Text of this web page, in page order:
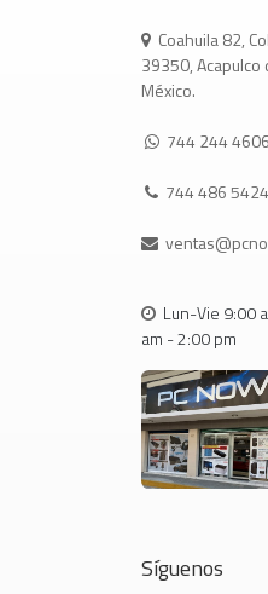
Coahuila 82,
39350, Acapulco
México.
744 244 4606
744 486 5424
Lun-Vie 9:00
am - 2:00 pm
Síguenos